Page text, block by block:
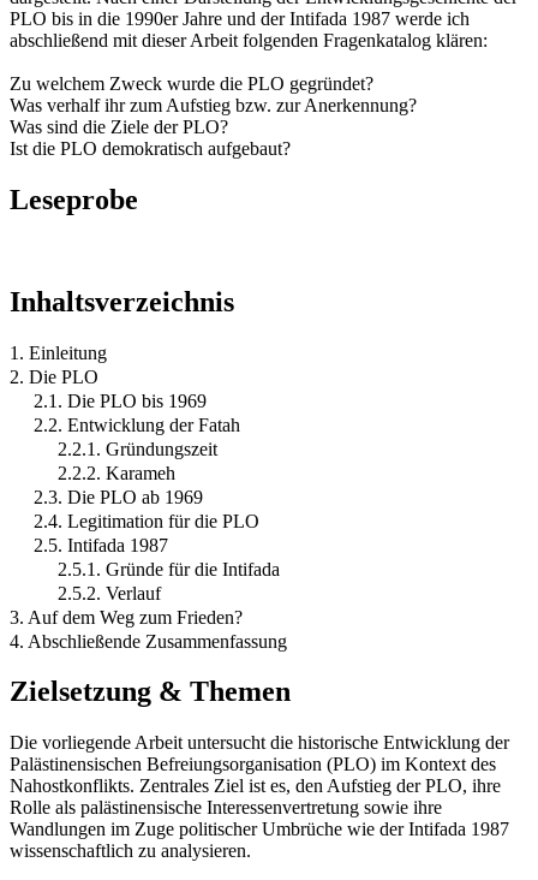
PLO bis in die 1990er Jahre und der Intifada 1987 werde ich
abschließend mit dieser Arbeit folgenden Fragenkatalog klären:
Zu welchem Zweck wurde die PLO gegründet?
Was verhalf ihr zum Aufstieg bzw. zur Anerkennung?
Was sind die Ziele der PLO?
Ist die PLO demokratisch aufgebaut?
Leseprobe
Inhaltsverzeichnis
1. Einleitung
2. Die PLO
2.1. Die PLO bis 1969
2.2. Entwicklung der Fatah
2.2.1. Gründungszeit
2.2.2. Karameh
2.3. Die PLO ab 1969
2.4. Legitimation für die PLO
2.5. Intifada 1987
2.5.1. Gründe für die Intifada
2.5.2. Verlauf
3. Auf dem Weg zum Frieden?
4. Abschließende Zusammenfassung
Zielsetzung & Themen
Die vorliegende Arbeit untersucht die historische Entwicklung der
Palästinensischen Befreiungsorganisation (PLO) im Kontext des
Nahostkonflikts. Zentrales Ziel ist es, den Aufstieg der PLO, ihre
Rolle als palästinensische Interessenvertretung sowie ihre
Wandlungen im Zuge politischer Umbrüche wie der Intifada 1987
wissenschaftlich zu analysieren.